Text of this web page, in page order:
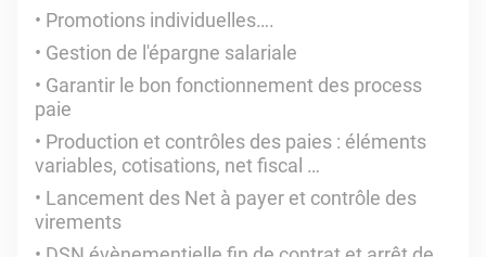
Promotions individuelles….
Gestion de l'épargne salariale
Garantir le bon fonctionnement des process
paie
Production et contrôles des paies : éléments
variables, cotisations, net fiscal …
Lancement des Net à payer et contrôle des
virements